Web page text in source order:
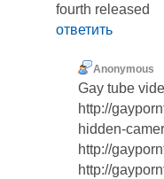
fourth released
ответить
Anonymous
Gay tube
http://
hidden-
http://
http://